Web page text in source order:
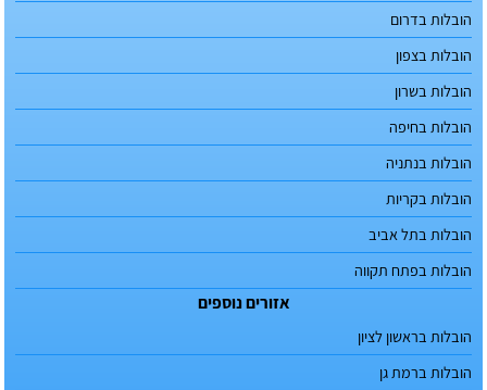
הובלות בדרום
הובלות בצפון
הובלות בשרון
הובלות בחיפה
הובלות בנתניה
הובלות בקריות
הובלות בתל אביב
הובלות בפתח תקווה
אזורים נוספים
הובלות בראשון לציון
הובלות ברמת גן